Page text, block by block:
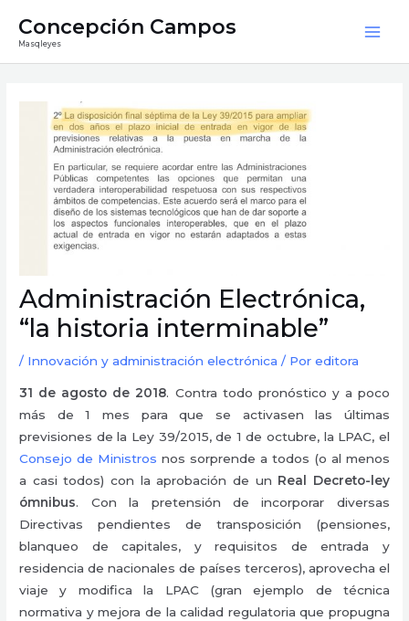
Concepción Campos
Masqleyes
Administración Electrónica,
“la historia interminable”
/ Innovación y administración electrónica / Poreditora
31 de agosto de 2018. Contra todo pronóstico y a poco
más de 1 mes para que se activasen las últimas
previsiones de la Ley 39/2015, de 1 de octubre, la LPAC, el
Consejo de Ministros nos sorprende a todos (o al menos
a casi todos) con la aprobación de un Real Decreto-ley
ómnibus. Con la pretensión de incorporar diversas
Directivas pendientes de transposición (pensiones,
blanqueo de capitales, y requisitos de entrada y
residencia de nacionales de países terceros), aprovecha el
viaje y modifica la LPAC (gran ejemplo de técnica
normativa y mejora de la calidad regulatoria que propugna
entradas